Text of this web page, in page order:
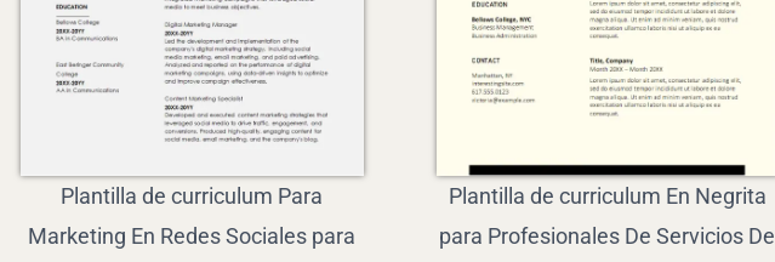
Plantilla de curriculum Para
Marketing En Redes Sociales para
Plantilla de curriculum En Negrita
para Profesionales De Servicios De